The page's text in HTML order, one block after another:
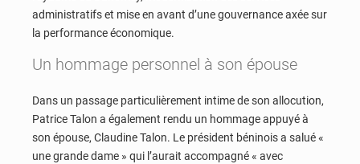
administratifs et mise en avant d’une gouvernance axée sur
la performance économique.
Un hommage personnel à son épouse
Dans un passage particulièrement intime de son allocution,
Patrice Talon a également rendu un hommage appuyé à
son épouse, Claudine Talon. Le président béninois a salué «
une grande dame » qui l’aurait accompagné « avec